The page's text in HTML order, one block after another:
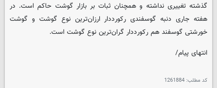
گذشته تغییری نداشته و همچنان ثبات بر بازار گوشت حاکم است. در
هفته جاری دنبه گوسفندی رکورددار ارزان‌ترین نوع گوشت و گوشت
خورشتی گوسفند هم رکورددار گران‌ترین نوع گوشت است.
انتهای پیام/
کد مطلب: 1261884